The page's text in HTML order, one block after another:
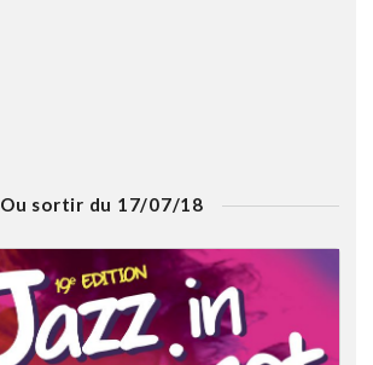
Ou sortir du 17/07/18